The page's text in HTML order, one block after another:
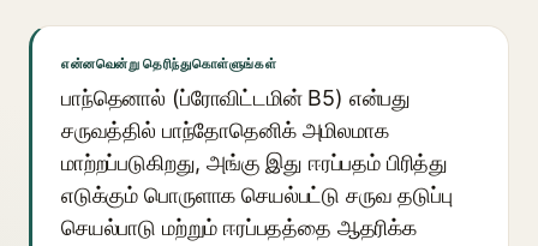
என்னவென்று தெரிந்துகொள்ளுங்கள்
பாந்தெனால் (ப்ரோவிட்டமின் B5) என்பது
சருவத்தில் பாந்தோதெனிக் அமிலமாக
மாற்றப்படுகிறது, அங்கு இது ஈரப்பதம் பிரித்து
எடுக்கும் பொருளாக செயல்பட்டு சருவ தடுப்பு
செயல்பாடு மற்றும் ஈரப்பதத்தை ஆதரிக்க